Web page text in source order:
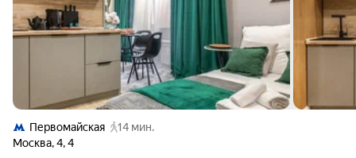
Первомайская
14 мин.
Москва,4,4